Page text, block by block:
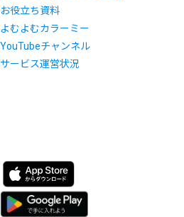
お役立ち資料
よむよむカラーミー
YouTubeチャンネル
サービス運営状況